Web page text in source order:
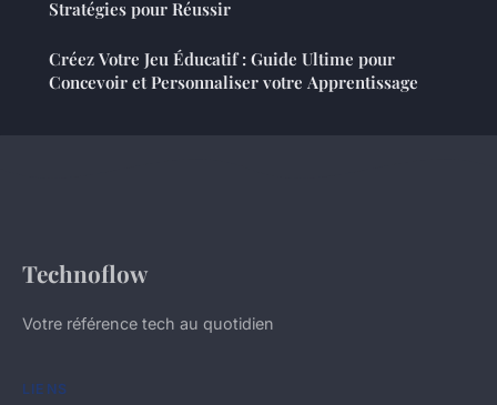
Stratégies pour Réussir
Créez Votre Jeu Éducatif : Guide Ultime pour
Concevoir et Personnaliser votre Apprentissage
Technoflow
Votre référence tech au quotidien
LIENS